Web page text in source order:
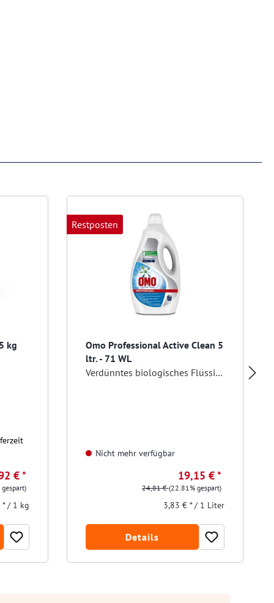
kg
€ *
* / 1 kg
Restposten
Omo Professional Active Clean 5
ltr. - 71 WL
Verdünntes biologisches Flüssigwaschmittel
Nicht mehr verfügbar
19,15 € *
24,81 €(22.81% gespart)
3,83 € * / 1 Liter
Details